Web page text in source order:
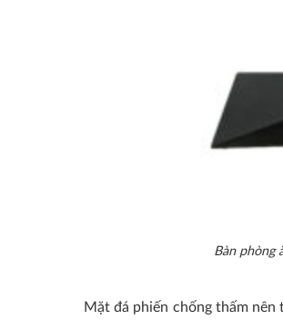
Bàn phòng
Mặt đá phiến chống thấm